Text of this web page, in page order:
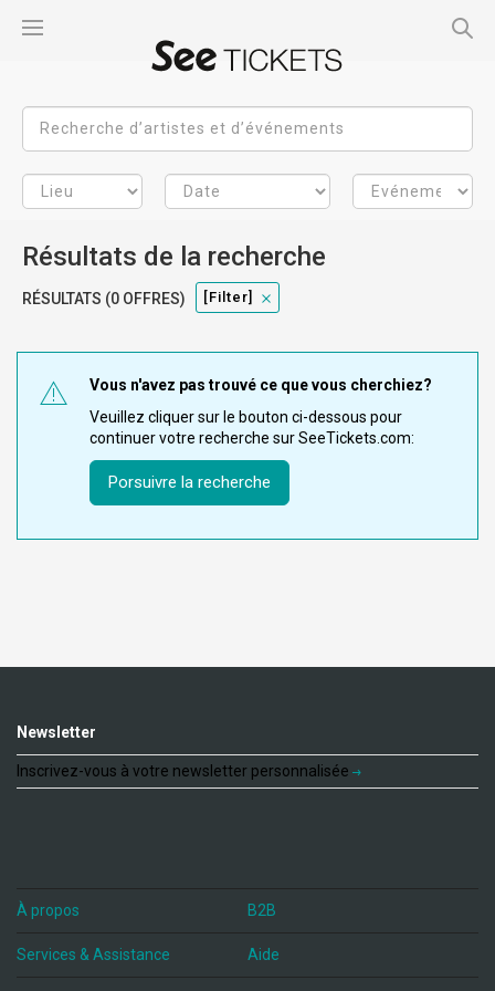
Résultats de la recherche
RÉSULTATS (0 OFFRES) [filter]
Vous n'avez pas trouvé ce que vous cherchiez?
Veuillez cliquer sur le bouton ci-dessous pour
continuer votre recherche sur SeeTickets.com:
Porsuivre la recherche
Newsletter
Inscrivez-vous à votre newsletter personnalisée
À propos B2B
Services & Assistance Aide